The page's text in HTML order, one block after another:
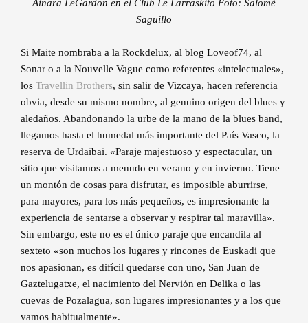
Ainara LeGardon en el Club Le Larraskito Foto: Salomé
Saguillo
Si Maite nombraba a la Rockdelux, al blog Loveof74, al
Sonar o a la Nouvelle Vague como referentes «intelectuales»,
los Travellin Brothers, sin salir de Vizcaya, hacen referencia
obvia, desde su mismo nombre, al genuino origen del blues y
aledaños. Abandonando la urbe de la mano de la blues band,
llegamos hasta el humedal más importante del País Vasco, la
reserva de Urdaibai. «Paraje majestuoso y espectacular, un
sitio que visitamos a menudo en verano y en invierno. Tiene
un montón de cosas para disfrutar, es imposible aburrirse,
para mayores, para los más pequeños, es impresionante la
experiencia de sentarse a observar y respirar tal maravilla».
Sin embargo, este no es el único paraje que encandila al
sexteto «son muchos los lugares y rincones de Euskadi que
nos apasionan, es difícil quedarse con uno, San Juan de
Gaztelugatxe, el nacimiento del Nervión en Delika o las
cuevas de Pozalagua, son lugares impresionantes y a los que
vamos habitualmente».